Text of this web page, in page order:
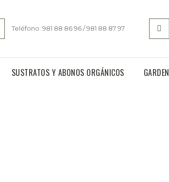
Teléfono: 981 88 86 96 / 981 88 87 97
SUSTRATOS Y ABONOS ORGÁNICOS GARDEN